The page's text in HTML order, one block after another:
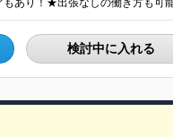
検討中に入れる